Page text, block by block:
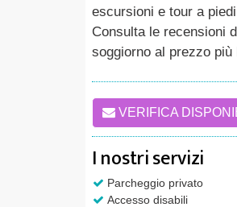
escursioni e tour a
Consulta le recensioni
soggiorno al prezzo più
VERIFICA
I nostri servizi
Parcheggio privato
Accesso disabili